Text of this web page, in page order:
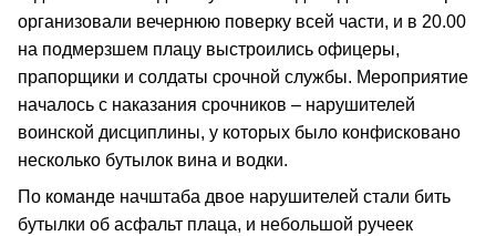
организовали вечернюю поверку всей части, и в 20.00
на подмерзшем плацу выстроились офицеры,
прапорщики и солдаты срочной службы. Мероприятие
началось с наказания срочников – нарушителей
воинской дисциплины, у которых было конфисковано
несколько бутылок вина и водки.
По команде начштаба двое нарушителей стали бить
бутылки об асфальт плаца, и небольшой ручеек